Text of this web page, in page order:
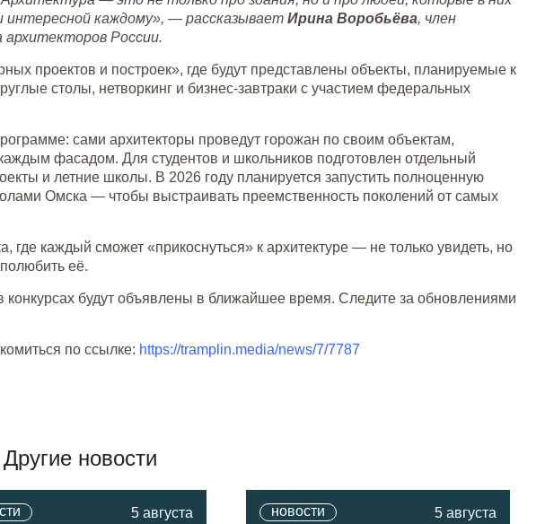
интересной каждому», — рассказываетИрина Воробьёва, член
архитекторов России.
проектов и построек», где будут представлены объекты, планируемые к
столы, нетворкинг и бизнес-завтраки с участием федеральных
сами архитекторы проведут горожан по своим объектам,
фасадом. Для студентов и школьников подготовлен отдельный
и летние школы. В 2026 году планируется запустить полноценную
Омска — чтобы выстраивать преемственность поколений от самых
каждый сможет «прикоснуться» к архитектуре — не только увидеть, но
её.
будут объявлены в ближайшее время. Следите за обновлениями
по ссылке: https://tramplin.media/news/7/7787
Другие новости
5 августа
новости
5 августа